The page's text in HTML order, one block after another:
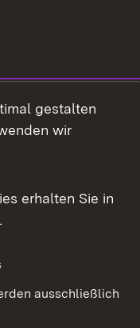
gestalten
wir
erhalten Sie in
.
ausschließlich